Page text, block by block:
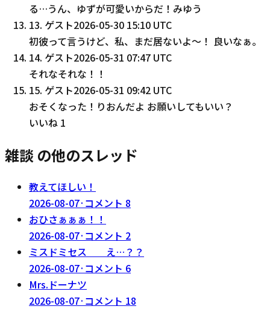
る…うん、ゆずが可愛いからだ！みゆう
13. ゲスト2026-05-30 15:10 UTC
初彼って言うけど、私、まだ居ないよ〜！ 良いなぁ。
14. ゲスト2026-05-31 07:47 UTC
それなそれな！！
15. ゲスト2026-05-31 09:42 UTC
おそくなった！りおんだよ お願いしてもいい？
いいね 1
雑談 の他のスレッド
教えてほしい！
2026-08-07· コメント 8
おひさぁぁぁ！！
2026-08-07· コメント 2
ミスドミセス え…？？
2026-08-07· コメント 6
Mrs.ドーナツ
2026-08-07· コメント 18